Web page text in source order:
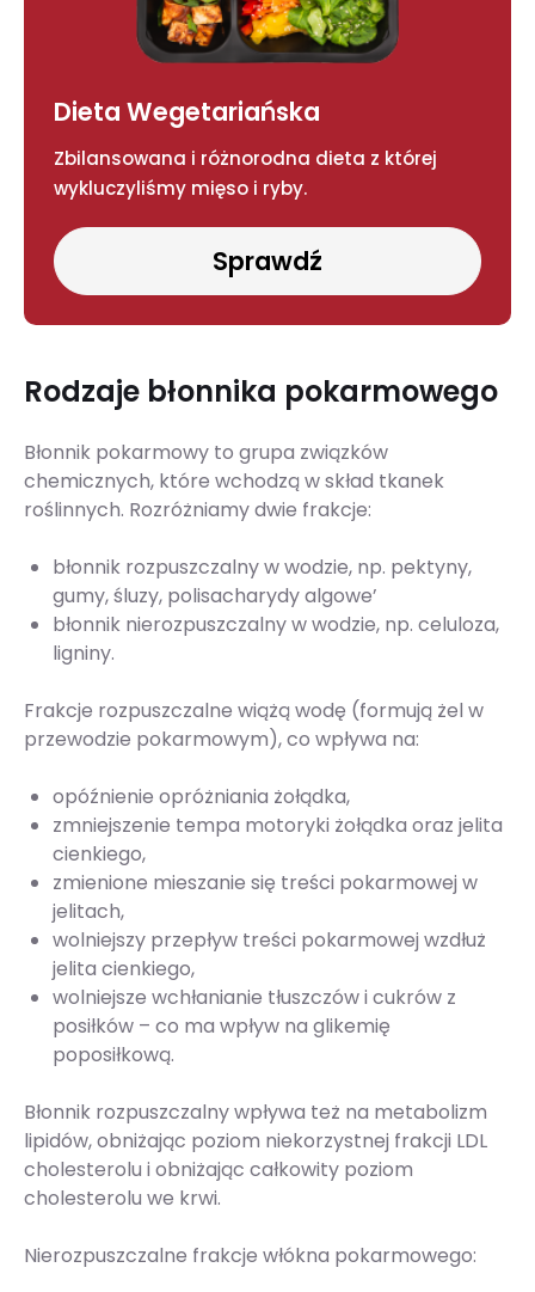
Dieta Wegetariańska
Zbilansowana i różnorodna dieta z której
wykluczyliśmy mięso i ryby.
Sprawdź
Rodzaje błonnika pokarmowego
Błonnik pokarmowy to grupa związków
chemicznych, które wchodzą w skład tkanek
roślinnych. Rozróżniamy dwie frakcje:
błonnik rozpuszczalny w wodzie, np. pektyny,
gumy, śluzy, polisacharydy algowe’
błonnik nierozpuszczalny w wodzie, np. celuloza,
ligniny.
Frakcje rozpuszczalne wiążą wodę (formują żel w
przewodzie pokarmowym), co wpływa na:
opóźnienie opróżniania żołądka,
zmniejszenie tempa motoryki żołądka oraz jelita
cienkiego,
zmienione mieszanie się treści pokarmowej w
jelitach,
wolniejszy przepływ treści pokarmowej wzdłuż
jelita cienkiego,
wolniejsze wchłanianie tłuszczów i cukrów z
posiłków – co ma wpływ na glikemię
poposiłkową.
Błonnik rozpuszczalny wpływa też na metabolizm
lipidów, obniżając poziom niekorzystnej frakcji LDL
cholesterolu i obniżając całkowity poziom
cholesterolu we krwi.
Nierozpuszczalne frakcje włókna pokarmowego: